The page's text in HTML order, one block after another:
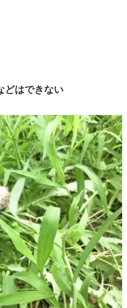
どはできない